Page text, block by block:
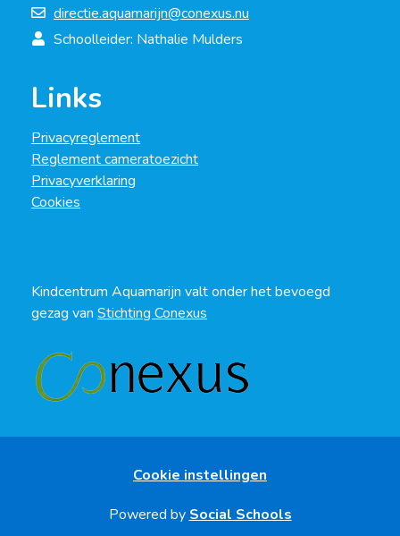
directie.aquamarijn@conexus.nu
Schoolleider: Nathalie Mulders
Links
Privacyreglement
Reglement cameratoezicht
Privacyverklaring
Cookies
Kindcentrum Aquamarijn valt onder het bevoegd
gezag van Stichting Conexus
Cookie instellingen
Powered by Social Schools